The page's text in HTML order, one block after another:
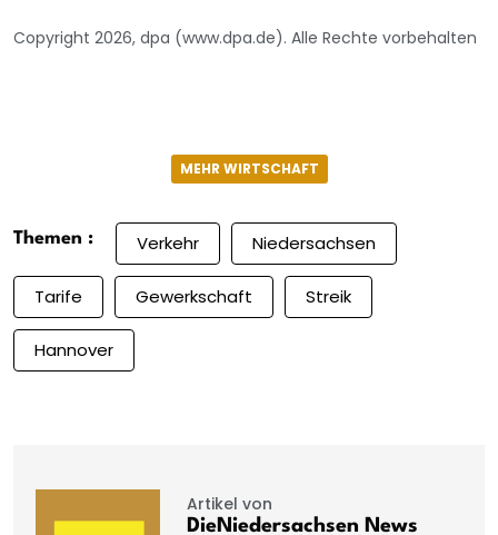
Copyright 2026, dpa (www.dpa.de). Alle Rechte vorbehalten
MEHR WIRTSCHAFT
Themen : Verkehr Niedersachsen
Tarife Gewerkschaft Streik
Hannover
Artikel von
DieNiedersachsen News